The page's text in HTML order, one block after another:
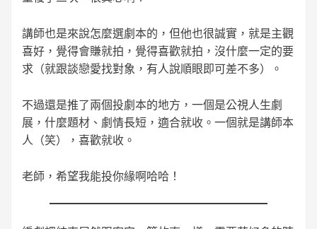
講師也是來說怎麼選劇本的，但他也很誠實，就是主觀
喜好，覺得會賺就拍，覺得喜歡就拍，沒什麼一定的要
求（就跟談戀愛找對象，有人說順眼即可差不多）。
不過還是推了兩個投劇本的地方，一個是公視人生劇
展，什麼題材、劇情長短，適合就收。一個就是講師本
人（笑），喜歡就收。
老師，希望我能投你緣啊哈哈！